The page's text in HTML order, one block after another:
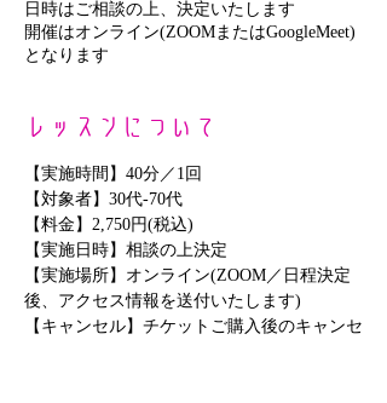
日時はご相談の上、決定いたします
開催はオンライン(ZOOMまたはGoogleMeet)
となります
レッスンについて
【実施時間】40分／1回
【対象者】30代-70代
【料金】2,750円(税込)
【実施日時】相談の上決定
【実施場所】オンライン(ZOOM／日程決定
後、アクセス情報を送付いたします)
【キャンセル】チケットご購入後のキャンセ